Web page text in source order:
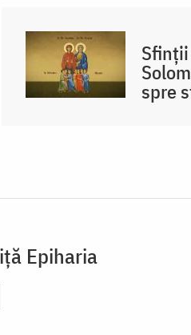
spre
Epiharia